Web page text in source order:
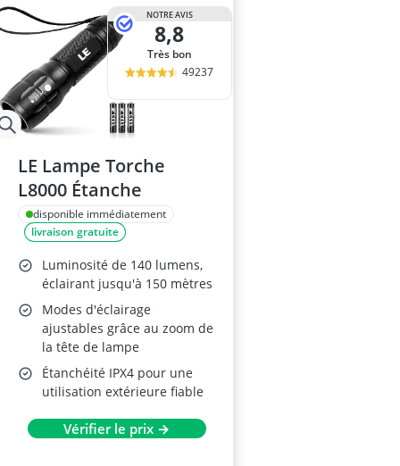
NOTRE AVIS
8,8
Très bon
49237
LE Lampe Torche
L8000 Étanche
disponible immédiatement
livraison gratuite
Luminosité de 140 lumens,
éclairant jusqu'à 150 mètres
Modes d'éclairage
ajustables grâce au zoom de
la tête de lampe
Étanchéité IPX4 pour une
utilisation extérieure fiable
Vérifier le prix →